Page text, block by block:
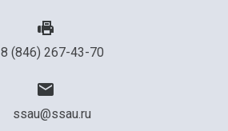
8 (846) 267-43-70
ssau@ssau.ru